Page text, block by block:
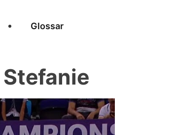
Glossar
Stefanie